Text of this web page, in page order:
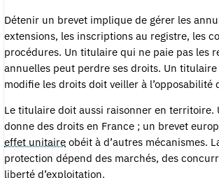
Détenir un brevet implique de gérer les
extensions, les inscriptions au registre, les
procédures. Un titulaire qui ne paie pas les
annuelles peut perdre ses droits. Un
modifie les droits doit veiller à l’opposabilité
Le titulaire doit aussi raisonner en territoire.
donne des droits en France ; un brevet
effet unitaire obéit à d’autres mécanismes.
protection dépend des marchés, des
liberté d’exploitation.